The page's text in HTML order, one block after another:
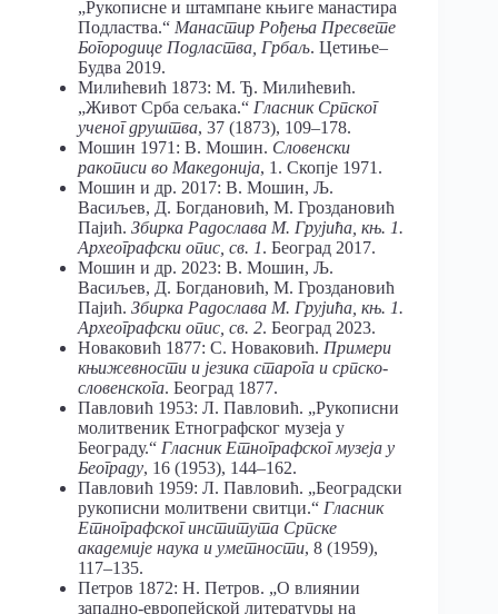
„Рукописне и штампане књиге манастира
Подластва.“ Манастир Рођења Пресвете
Богородице Подластва, Грбаљ. Цетиње–
Будва 2019.
Милићевић 1873: М. Ђ. Милићевић.
„Живот Срба сељака.“ Гласник Српског
ученог друштва, 37 (1873), 109–178.
Мошин 1971: В. Мошин. Словенски
ракописи во Македонија, 1. Скопје 1971.
Мошин и др. 2017: В. Мошин, Љ.
Васиљев, Д. Богдановић, М. Гроздановић
Пајић. Збирка Радослава М. Грујића, књ. 1.
Археографски опис, св. 1. Београд 2017.
Мошин и др. 2023: В. Мошин, Љ.
Васиљев, Д. Богдановић, М. Гроздановић
Пајић. Збирка Радослава М. Грујића, књ. 1.
Археографски опис, св. 2. Београд 2023.
Новаковић 1877: С. Новаковић. Примери
књижевности и језика старога и српско-
словенскога. Београд 1877.
Павловић 1953: Л. Павловић. „Рукописни
молитвеник Етнографског музеја у
Београду.“ Гласник Етнографског музеја у
Београду, 16 (1953), 144–162.
Павловић 1959: Л. Павловић. „Београдски
рукописни молитвени свитци.“ Гласник
Етнографског института Српске
академије наука и уметности, 8 (1959),
117–135.
Петров 1872: Н. Петров. „О влиянии
западно-европейской литературы на